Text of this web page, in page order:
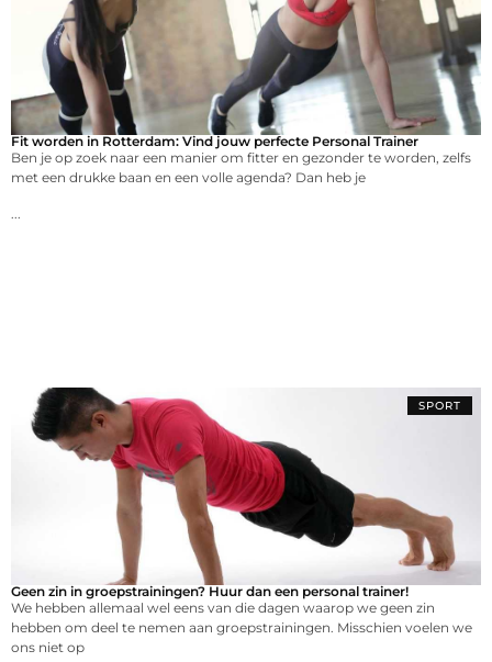
Fit worden in Rotterdam: Vind jouw perfecte Personal Trainer
Ben je op zoek naar een manier om fitter en gezonder te worden, zelfs
met een drukke baan en een volle agenda? Dan heb je
SPORT
Geen zin in groepstrainingen? Huur dan een personal trainer!
We hebben allemaal wel eens van die dagen waarop we geen zin
hebben om deel te nemen aan groepstrainingen. Misschien voelen we
ons niet op